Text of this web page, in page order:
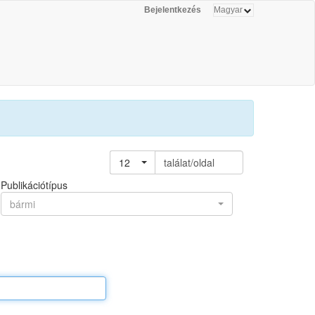
Bejelentkezés
12
találat/oldal
Publikációtípus
bármi